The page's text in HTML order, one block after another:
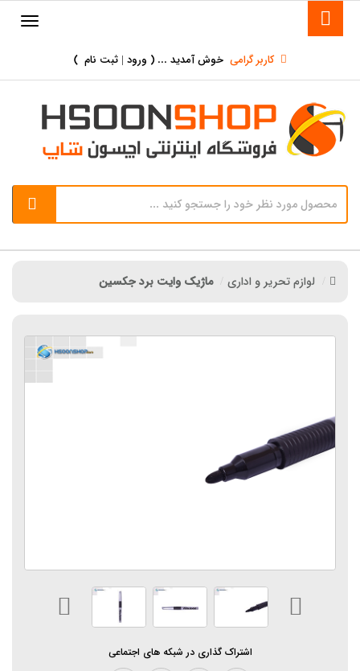
کاربر گرامی خوش آمدید ... ( ورود | ثبت نام )
لوازم تحریر و اداری ماژیک وایت برد جکسین
اشتراک گذاری در شبکه های اجتماعی